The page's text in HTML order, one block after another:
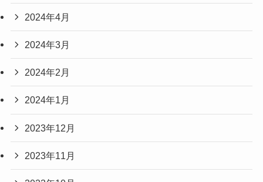
2024年4月
2024年3月
2024年2月
2024年1月
2023年12月
2023年11月